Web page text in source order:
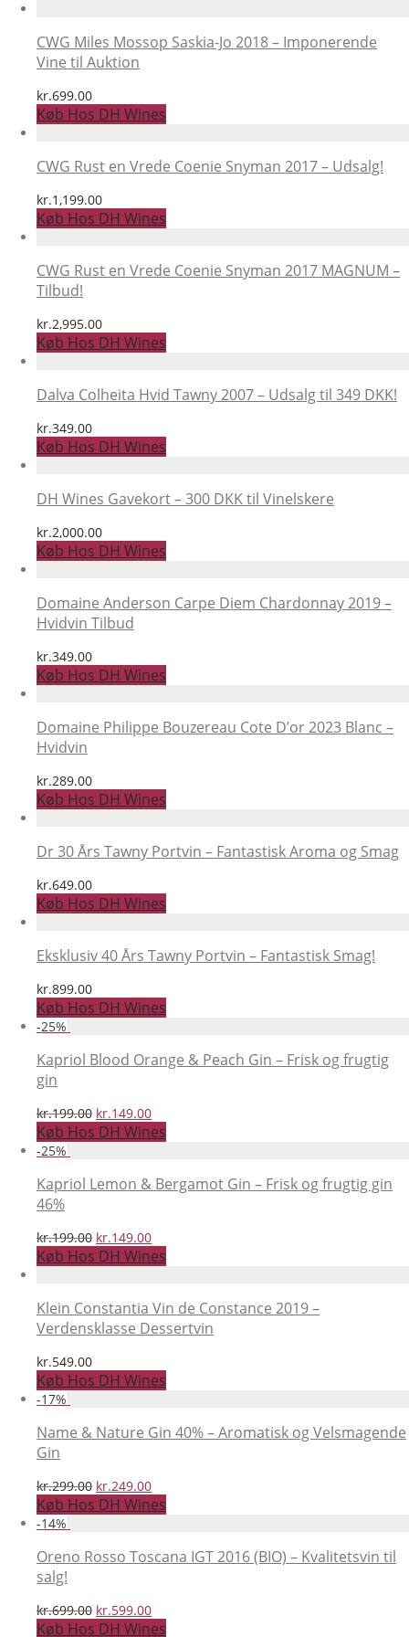
kr.995.00.kr.849.00.
CWG Miles Mossop Saskia-Jo 2018 – Imponerende
Vine til Auktion
kr.699.00
Køb Hos DH Wines
CWG Rust en Vrede Coenie Snyman 2017 – Udsalg!
kr.1,199.00
Køb Hos DH Wines
CWG Rust en Vrede Coenie Snyman 2017 MAGNUM –
Tilbud!
kr.2,995.00
Køb Hos DH Wines
Dalva Colheita Hvid Tawny 2007 – Udsalg til 349 DKK!
kr.349.00
Køb Hos DH Wines
DH Wines Gavekort – 300 DKK til Vinelskere
kr.2,000.00
Køb Hos DH Wines
Domaine Anderson Carpe Diem Chardonnay 2019 –
Hvidvin Tilbud
kr.349.00
Køb Hos DH Wines
Domaine Philippe Bouzereau Cote D’or 2023 Blanc –
Hvidvin
kr.289.00
Køb Hos DH Wines
Dr 30 Års Tawny Portvin – Fantastisk Aroma og Smag
kr.649.00
Køb Hos DH Wines
Eksklusiv 40 Års Tawny Portvin – Fantastisk Smag!
kr.899.00
Køb Hos DH Wines
-25%
Kapriol Blood Orange & Peach Gin – Frisk og frugtig
gin
kr.199.00 Den
oprindelige
pris
kr.199.00.
kr.149.00Den
aktuelle
pris
kr.149.00.
Køb Hos DH Wines
-25%
Kapriol Lemon & Bergamot Gin – Frisk og frugtig gin
46%
kr.199.00 Den
oprindelige
pris
kr.199.00.
kr.149.00Den
aktuelle
pris
kr.149.00.
Køb Hos DH Wines
Klein Constantia Vin de Constance 2019 –
Verdensklasse Dessertvin
kr.549.00
Køb Hos DH Wines
-17%
Name & Nature Gin 40% – Aromatisk og Velsmagende
Gin
kr.299.00 Den
oprindelige
pris
kr.299.00.
kr.249.00Den
aktuelle
pris
kr.249.00.
Køb Hos DH Wines
-14%
Oreno Rosso Toscana IGT 2016 (BIO) – Kvalitetsvin til
salg!
kr.699.00 Den
oprindelige
kr.599.00Den
aktuelle
Køb Hos DH Wines